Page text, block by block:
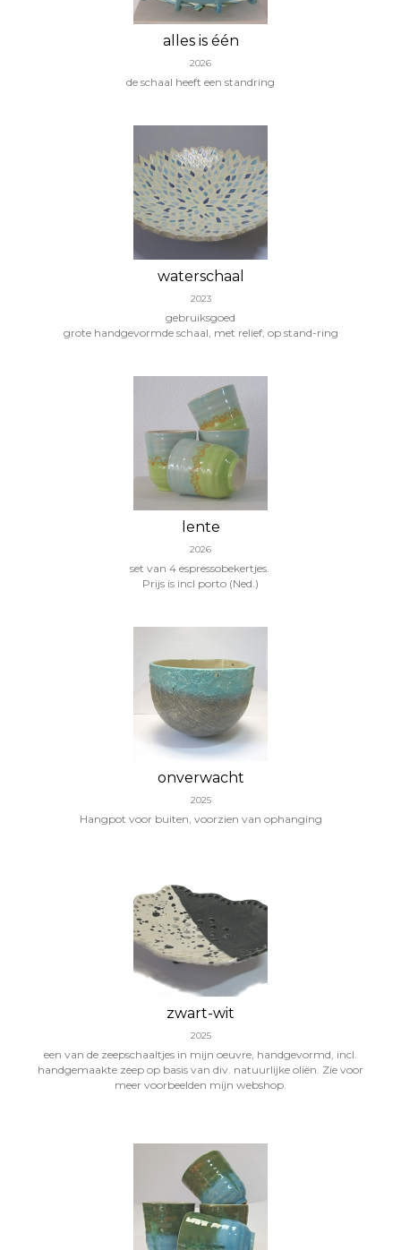
alles is één
2026
de schaal heeft een standring
waterschaal
2023
gebruiksgoed
grote handgevormde schaal, met relief, op stand-ring
lente
2026
set van 4 espressobekertjes.
Prijs is incl porto (Ned.)
onverwacht
2025
Hangpot voor buiten, voorzien van ophanging
zwart-wit
2025
een van de zeepschaaltjes in mijn oeuvre, handgevormd, incl.
handgemaakte zeep op basis van div. natuurlijke oliën. Zie voor
meer voorbeelden mijn webshop.